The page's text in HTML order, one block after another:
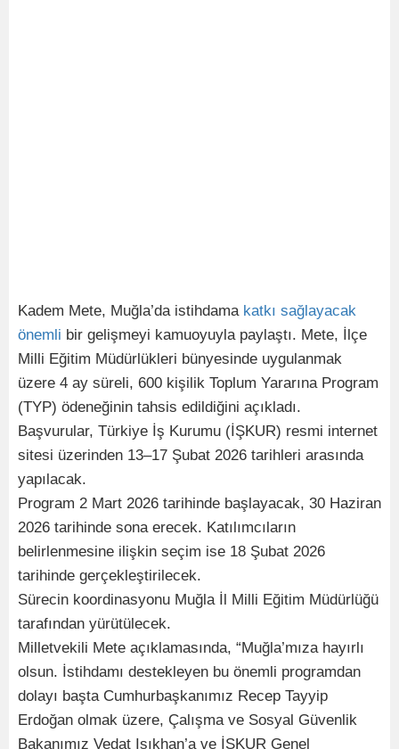
Kadem Mete, Muğla’da istihdama katkı sağlayacak
önemli bir gelişmeyi kamuoyuyla paylaştı. Mete, İlçe
Milli Eğitim Müdürlükleri bünyesinde uygulanmak
üzere 4 ay süreli, 600 kişilik Toplum Yararına Program
(TYP) ödeneğinin tahsis edildiğini açıkladı.
Başvurular, Türkiye İş Kurumu (İŞKUR) resmi internet
sitesi üzerinden 13–17 Şubat 2026 tarihleri arasında
yapılacak.
Program 2 Mart 2026 tarihinde başlayacak, 30 Haziran
2026 tarihinde sona erecek. Katılımcıların
belirlenmesine ilişkin seçim ise 18 Şubat 2026
tarihinde gerçekleştirilecek.
Sürecin koordinasyonu Muğla İl Milli Eğitim Müdürlüğü
tarafından yürütülecek.
Milletvekili Mete açıklamasında, “Muğla’mıza hayırlı
olsun. İstihdamı destekleyen bu önemli programdan
dolayı başta Cumhurbaşkanımız Recep Tayyip
Erdoğan olmak üzere, Çalışma ve Sosyal Güvenlik
Bakanımız Vedat Işıkhan’a ve İŞKUR Genel